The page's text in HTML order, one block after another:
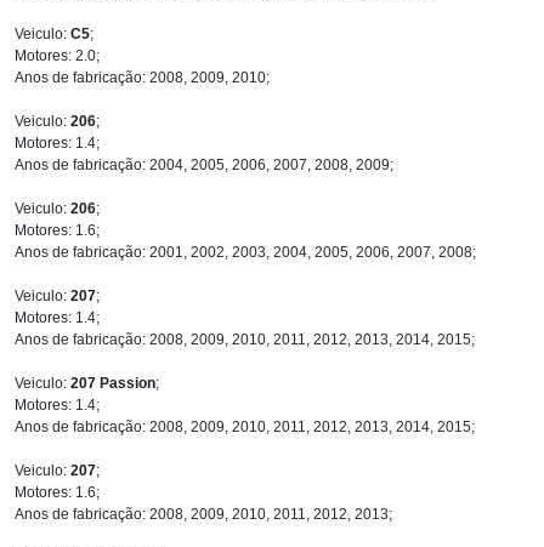
Veiculo: C5;
Motores: 2.0;
Anos de fabricação: 2008, 2009, 2010;
Veiculo: 206;
Motores: 1.4;
Anos de fabricação: 2004, 2005, 2006, 2007, 2008, 2009;
Veiculo: 206;
Motores: 1.6;
Anos de fabricação: 2001, 2002, 2003, 2004, 2005, 2006, 2007, 2008;
Veiculo: 207;
Motores: 1.4;
Anos de fabricação: 2008, 2009, 2010, 2011, 2012, 2013, 2014, 2015;
Veiculo: 207 Passion;
Motores: 1.4;
Anos de fabricação: 2008, 2009, 2010, 2011, 2012, 2013, 2014, 2015;
Veiculo: 207;
Motores: 1.6;
Anos de fabricação: 2008, 2009, 2010, 2011, 2012, 2013;